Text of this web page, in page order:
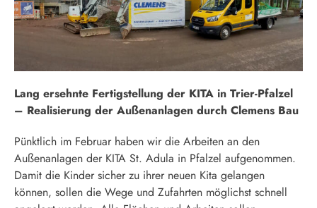
Lang ersehnte Fertigstellung der KITA in Trier-Pfalzel
– Realisierung der Außenanlagen durch Clemens Bau
Pünktlich im Februar haben wir die Arbeiten an den
Außenanlagen der KITA St. Adula in Pfalzel aufgenommen.
Damit die Kinder sicher zu ihrer neuen Kita gelangen
können, sollen die Wege und Zufahrten möglichst schnell